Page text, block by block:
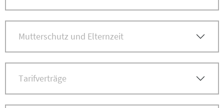
Mutterschutz und Elternzeit
Tarifverträge